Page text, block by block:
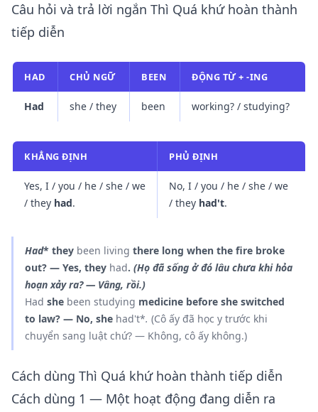
Câu hỏi và trả lời ngắn Thì Quá khứ hoàn thành
tiếp diễn
HAD CHỦ NGỮ BEEN ĐỘNG TỪ + -ING
Had she / they been working? / studying?
KHẲNG ĐỊNH PHỦ ĐỊNH
Yes, I / you / he / she / we
/ they had.
No, I / you / he / she / we
/ they had't.
Had* they been living there long when the fire broke
out? — Yes, they had. (Họ đã sống ở đó lâu chưa khi hỏa
hoạn xảy ra? — Vâng, rồi.)
Had she been studying medicine before she switched
to law? — No, she had't*. (Cô ấy đã học y trước khi
chuyển sang luật chứ? — Không, cô ấy không.)
Cách dùng Thì Quá khứ hoàn thành tiếp diễn
Cách dùng 1 — Một hoạt động đang diễn ra